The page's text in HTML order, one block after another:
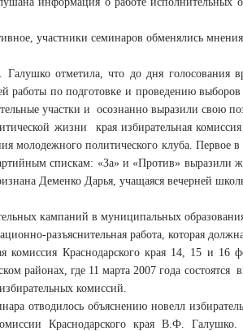
участники семинаров обменялись
отметила, что до дня голосования
работы по подготовке и проведению
участки и осознанно выразили свою
жизни края избирательная
молодежного политического клуба.
спискам: «За» и «Против» выразили
Деменко Дарья, учащаяся вечерней
кампаний в муниципальных
разъяснительная работа, которая
комиссия Краснодарского края 14,
районах, где 11 марта 2007 года
комиссий.
отводилось объяснению новелл
комиссии Краснодарского края В.Ф.